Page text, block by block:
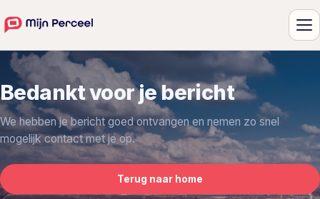
Bedankt voor je bericht
We hebben je bericht goed ontvangen en nemen zo snel
mogelijk contact met je op.
Terug naar home